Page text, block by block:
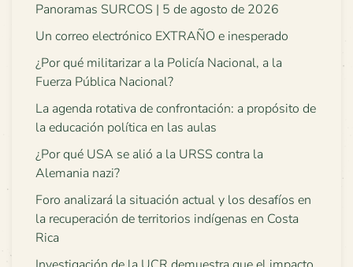
Panoramas SURCOS | 5 de agosto de 2026
Un correo electrónico EXTRAÑO e inesperado
¿Por qué militarizar a la Policía Nacional, a la
Fuerza Pública Nacional?
La agenda rotativa de confrontación: a propósito de
la educación política en las aulas
¿Por qué USA se alió a la URSS contra la
Alemania nazi?
Foro analizará la situación actual y los desafíos en
la recuperación de territorios indígenas en Costa
Rica